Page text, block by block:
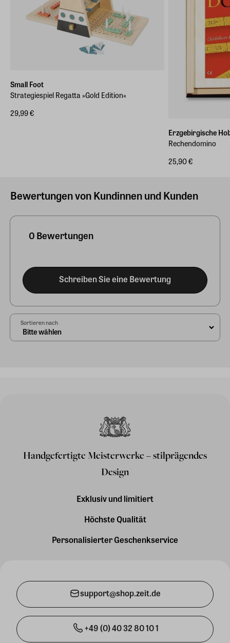
Small Foot
Strategiespiel Regatta »Gold Edition«
29,99 €
Erzgebirgische
Rechendomino
25,90 €
Bewertungen von Kundinnen und Kunden
0 Bewertungen
Schreiben Sie eine Bewertung
Sortieren nach
Handgefertigte Meisterwerke – stilprägendes
Design
Exklusiv und limitiert
Höchste Qualität
Personalisierter Geschenkservice
support@shop.zeit.de
+49 (0) 40 32 80 10 1